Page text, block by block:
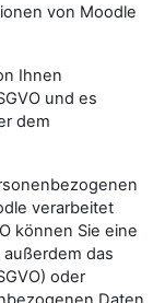
von Moodle
Ihnen
und es
dem
verarbeitet
können Sie eine
das
oder